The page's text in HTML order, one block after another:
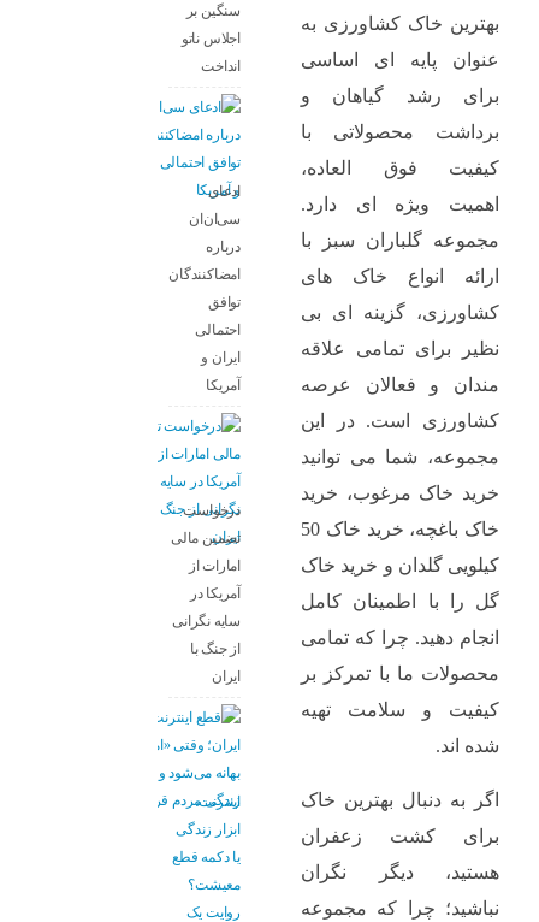
بهترین خاک کشاورزی به
عنوان پایه ‌ای اساسی
برای رشد گیاهان و
برداشت محصولاتی با
کیفیت فوق‌ العاده،
اهمیت ویژه‌ ای دارد.
مجموعه گلباران سبز با
ارائه انواع خاک‌ های
کشاورزی، گزینه ‌ای بی
‌نظیر برای تمامی علاقه‌
مندان و فعالان عرصه
کشاورزی است. در این
مجموعه، شما می ‌توانید
خرید خاک مرغوب، خرید
خاک باغچه، خرید خاک 50
کیلویی گلدان و خرید خاک
گل را با اطمینان کامل
انجام دهید. چرا که تمامی
محصولات ما با تمرکز بر
کیفیت و سلامت تهیه
شده ‌اند.
اگر به دنبال بهترین خاک
برای کشت زعفران
هستید، دیگر نگران
نباشید؛ چرا که مجموعه
سنگین بر
اجلاس ناتو
انداخت
ادعای
سی‌ان‌ان
درباره
امضاکنندگان
توافق
احتمالی
ایران و
آمریکا
درخواست
تضمین مالی
امارات از
آمریکا در
سایه نگرانی
از جنگ با
ایران
اینترنت،
ابزار زندگی
یا دکمه قطع
معیشت؟
روایت یک